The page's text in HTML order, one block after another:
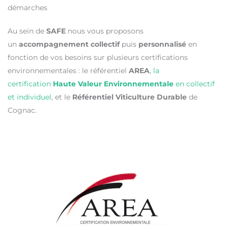
démarches
Au sein de SAFE nous vous proposons
un accompagnement collectifpuis personnalisé en
fonction de vos besoins sur plusieurs certifications
environnementales : le référentiel AREA, la
certification Haute Valeur Environnementale en collectif
et individuel, et le Référentiel Viticulture Durable de
Cognac.